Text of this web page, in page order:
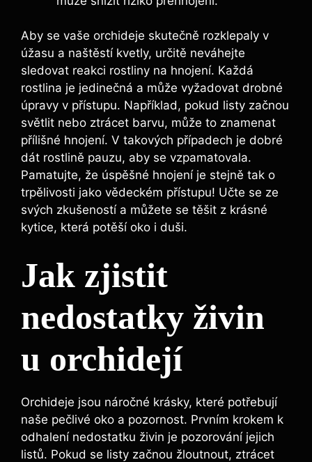
Aby se⁣ vaše orchideje skutečně rozklepaly v
‍úžasu a ‍naštěstí kvetly, určitě neváhejte
sledovat reakci rostliny na hnojení. ⁢Každá
rostlina je jedinečná‍ a může‍ vyžadovat drobné
úpravy v přístupu. Například, pokud listy⁢ začnou
světlit nebo ztrácet barvu, může to znamenat
přílišné hnojení. V takových případech⁣ je dobré
dát rostlině pauzu, aby se vzpamatovala.⁢
Pamatujte, ​že ‍úspěšné ⁣hnojení je stejně tak o
trpělivosti jako vědeckém přístupu! Učte se ze ​
svých zkušeností a můžete se těšit​ z⁢ krásné
kytice, která potěší ‌oko i duši.
Jak zjistit
nedostatky živin
⁢u orchidejí
Orchideje jsou náročné krásky, které potřebují
naše pečlivé oko a pozornost. Prvním krokem k
odhalení nedostatku živin je pozorování jejich
listů. ‍Pokud​ se⁤ listy začnou žloutnout, ztrácet